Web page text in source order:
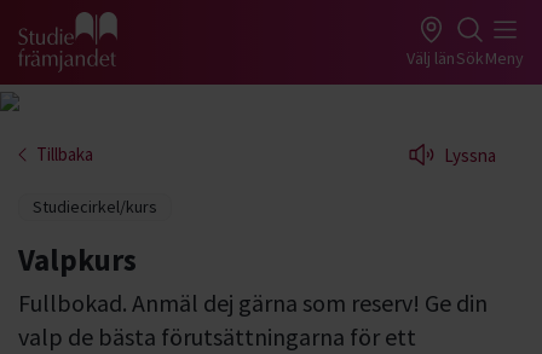
Gå till studiefrämjandets startsida Välj länSökMeny
Tillbaka Lyssna
Studiecirkel/kurs
Valpkurs
Fullbokad. Anmäl dej gärna som reserv! Ge din
valp de bästa förutsättningarna för ett